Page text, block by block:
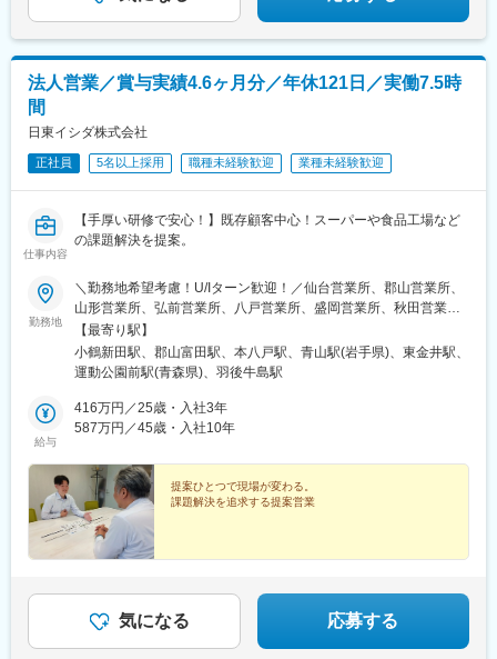
法人営業／賞与実績4.6ヶ月分／年休121日／実働7.5時
間
日東イシダ株式会社
正社員 5名以上採用 職種未経験歓迎 業種未経験歓迎
仕事内容
【手厚い研修で安心！】既存顧客中心！スーパーや食品工場など
の課題解決を提案。
勤務地
＼勤務地希望考慮！U/Iターン歓迎！／仙台営業所、郡山営業所、
山形営業所、弘前営業所、八戸営業所、盛岡営業所、秋田営業所
のいずれか【仙台営業所・本社】仙台市宮城野区日の出町二丁目2
番22号【郡山営業所】福島県郡山市八山田五丁目15輝ビルB-
101【山形営業所】山形県山形市嶋南1丁目2番22号【弘前営業
戸市八太郎一丁目4番19号【盛岡営業所】岩手県盛岡市前九年三
丁目5番22号【秋田営業所】秋田県秋田市山王中園町11番35号
【最寄り駅】
小鶴新田駅、郡山富田駅、本八戸駅、青山駅(岩手県)、東金井駅、
運動公園前駅(青森県)、羽後牛島駅
給与
416万円／25歳・入社3年
587万円／45歳・入社10年
提案ひとつで現場が変わる。
課題解決を追求する提案営業
気になる 応募する